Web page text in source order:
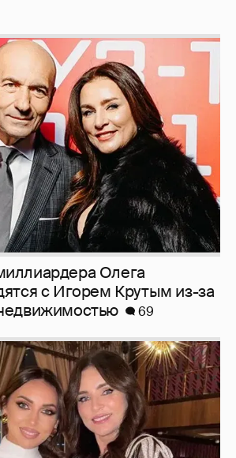
Олега
с Игорем Крутым из-за
69